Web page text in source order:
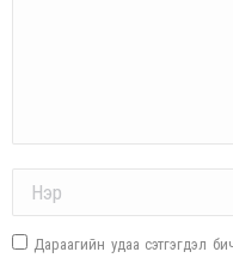
Дараагийн удаа сэтгэгдэл